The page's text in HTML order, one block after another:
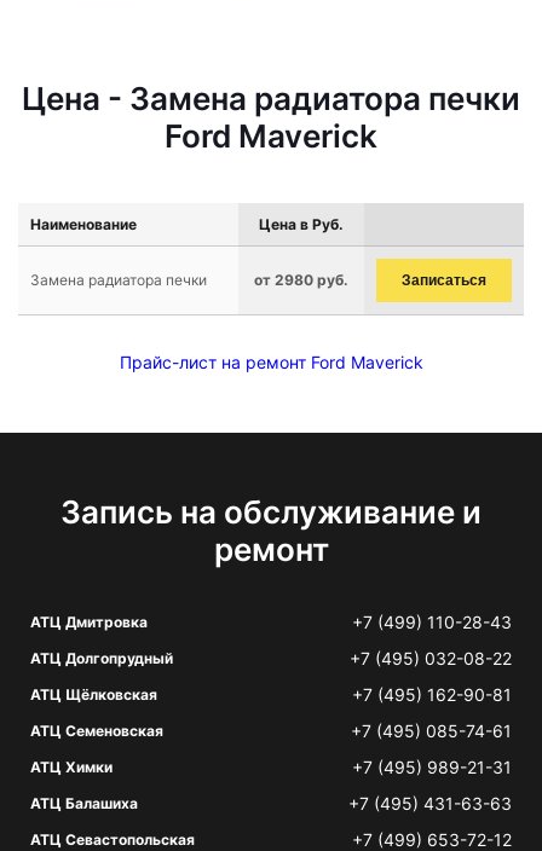
Цена - Замена радиатора печки
Ford Maverick
Наименование Цена в Руб.
Замена радиатора печки от 2980 руб. Записаться
Прайс-лист на ремонт Ford Maverick
Запись на обслуживание и
ремонт
АТЦ Дмитровка +7 (499) 110-28-43
АТЦ Долгопрудный +7 (495) 032-08-22
АТЦ Щёлковская +7 (495) 162-90-81
АТЦ Семеновская +7 (495) 085-74-61
АТЦ Химки +7 (495) 989-21-31
АТЦ Балашиха +7 (495) 431-63-63
АТЦ Севастопольская +7 (499) 653-72-12